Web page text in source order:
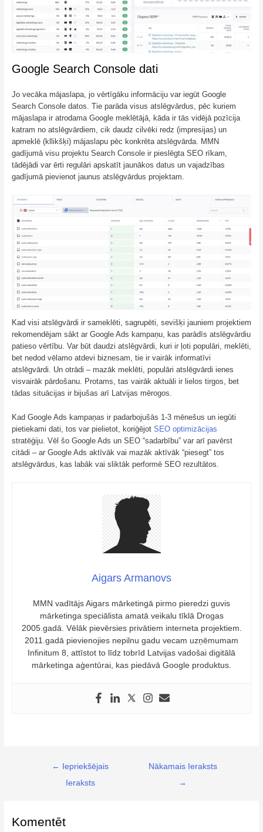
Google Search Console dati
Jo vecāka mājaslapa, jo vērtīgāku informāciju var iegūt Google
Search Console datos. Tie parāda visus atslēgvārdus, pēc kuriem
mājaslapa ir atrodama Google meklētājā, kāda ir tās vidējā pozīcija
katram no atslēgvārdiem, cik daudz cilvēki redz (impresijas) un
apmeklē (kllikšķi) mājaslapu pēc konkrēta atslēgvārda. MMN
gadījumā visu projektu Search Console ir pieslēgta SEO rīkam,
tādējādi var ērti regulāri apskatīt jaunākos datus un vajadzības
gadījumā pievienot jaunus atslēgvārdus projektam.
Kad visi atslēgvārdi ir sameklēti, sagrupēti, sevišķi jauniem projektiem
rekomendējam sākt ar Google Ads kampaņu, kas parādīs atslēgvārdiu
patieso vērtību. Var būt daudzi atslēgvārdi, kuri ir ļoti populāri, meklēti,
bet nedod vēlamo atdevi biznesam, tie ir vairāk informatīvi
atslēgvārdi. Un otrādi – mazāk meklēti, populāri atslēgvārdi ienes
visvairāk pārdošanu. Protams, tas vairāk aktuāli ir lielos tirgos, bet
tādas situācijas ir bijušas arī Latvijas mērogos.
Kad Google Ads kampaņas ir padarbojušās 1-3 mēnešus un iegūti
pietiekami dati, tos var pielietot, koriģējot SEO optimizācijas
stratēģiju. Vēl šo Google Ads un SEO “sadarbību” var arī pavērst
citādi – ar Google Ads aktīvāk vai mazāk aktīvāk “piesegt” tos
atslēgvārdus, kas labāk vai sliktāk performē SEO rezultātos.
Aigars Armanovs
MMN vadītājs Aigars mārketingā pirmo pieredzi guvis
mārketinga speciālista amatā veikalu tīklā Drogas
2005.gadā. Vēlāk pievērsies privātiem interneta projektiem.
2011.gadā pievienojies nepilnu gadu vecam uzņēmumam
Infinitum 8, attīstot to līdz tobrīd Latvijas vadošai digitālā
mārketinga aģentūrai, kas piedāvā Google produktus.
← Iepriekšējais
Ieraksts
Nākamais Ieraksts
→
Komentēt